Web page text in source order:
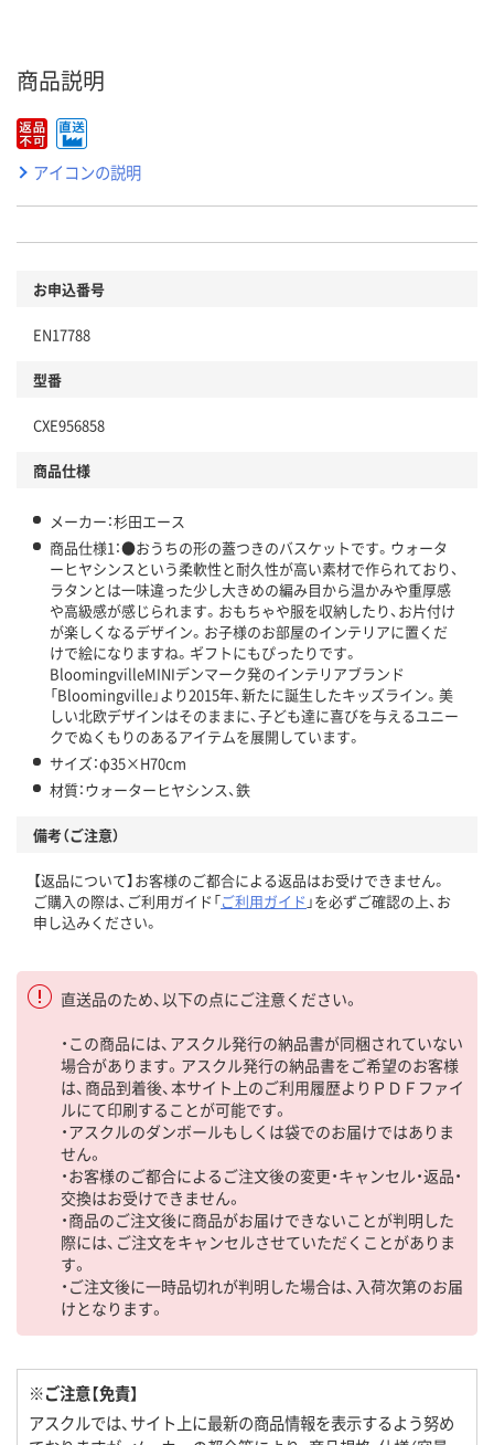
商品説明
アイコンの説明
お申込番号
EN17788
型番
CXE956858
商品仕様
メーカー：杉田エース
商品仕様1：●おうちの形の蓋つきのバスケットです。ウォータ
ーヒヤシンスという柔軟性と耐久性が高い素材で作られており、
ラタンとは一味違った少し大きめの編み目から温かみや重厚感
や高級感が感じられます。おもちゃや服を収納したり、お片付け
が楽しくなるデザイン。お子様のお部屋のインテリアに置くだ
けで絵になりますね。ギフトにもぴったりです。
BloomingvilleMINIデンマーク発のインテリアブランド
「Bloomingville」より2015年、新たに誕生したキッズライン。美
しい北欧デザインはそのままに、子ども達に喜びを与えるユニー
クでぬくもりのあるアイテムを展開しています。
サイズ：φ35×H70cm
材質：ウォーターヒヤシンス、鉄
備考（ご注意）
【返品について】お客様のご都合による返品はお受けできません。
ご購入の際は、ご利用ガイド「ご利用ガイド 」を必ずご確認の上、お
申し込みください。
直送品のため、以下の点にご注意ください。
・この商品には、アスクル発行の納品書が同梱されていない
場合があります。アスクル発行の納品書をご希望のお客様
は、商品到着後、本サイト上のご利用履歴よりＰＤＦファイ
ルにて印刷することが可能です。
・アスクルのダンボールもしくは袋でのお届けではありま
せん。
・お客様のご都合によるご注文後の変更・キャンセル・返品・
交換はお受けできません。
・商品のご注文後に商品がお届けできないことが判明した
際には、ご注文をキャンセルさせていただくことがありま
す。
・ご注文後に一時品切れが判明した場合は、入荷次第のお届
けとなります。
※ご注意【免責】
アスクルでは、サイト上に最新の商品情報を表示するよう努め